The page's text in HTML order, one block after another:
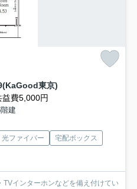
東京)
益費5,000円
建
光ファイバー
宅配ボックス
インターホンなどを備え付けてい